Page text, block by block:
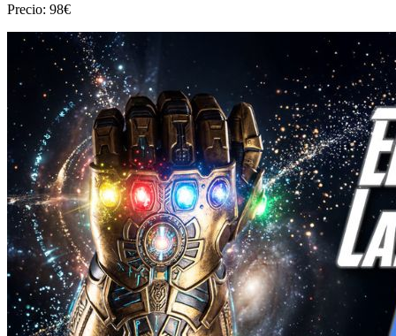
Precio: 98€